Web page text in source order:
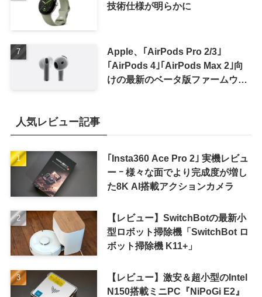
技術仕様が明らかに
Apple、｢AirPods Pro 2/3｣
｢AirPods 4｣｢AirPods Max 2｣向
けの最新のベータ版ファームウェ
人気レビュー記事
｢Insta360 Ace Pro 2｣ 実機レビュ
ー ｰ 様々な面でより完成度が増し
た8K AI搭載アクションカメラ
【レビュー】SwitchBotの最新小
型ロボット掃除機「SwitchBot ロ
ボット掃除機 K11+」
【レビュー】激安＆超小型のIntel
N150搭載ミニPC『NiPoGi E2』